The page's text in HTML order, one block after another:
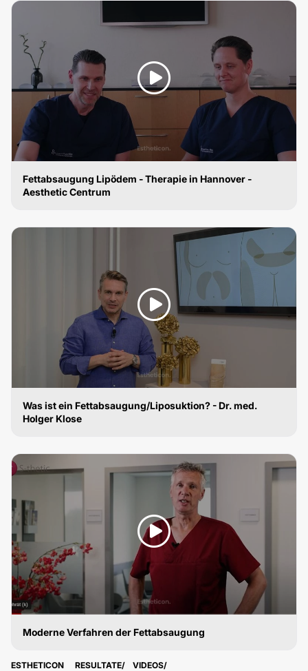
Fettabsaugung Lipödem - Therapie in Hannover -
Aesthetic Centrum
Was ist ein Fettabsaugung/Liposuktion? - Dr. med.
Holger Klose
Moderne Verfahren der Fettabsaugung
ESTHETICON RESULTATE
VIDEOS